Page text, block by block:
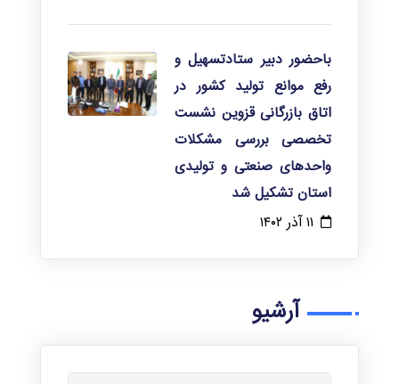
باحضور دبیر ستادتسهیل و
رفع موانع تولید کشور در
اتاق بازرگانی قزوین نشست
تخصصی بررسی مشکلات
واحدهای صنعتی و تولیدی
استان تشکیل شد
۱۱ آذر ۱۴۰۲
آرشیو